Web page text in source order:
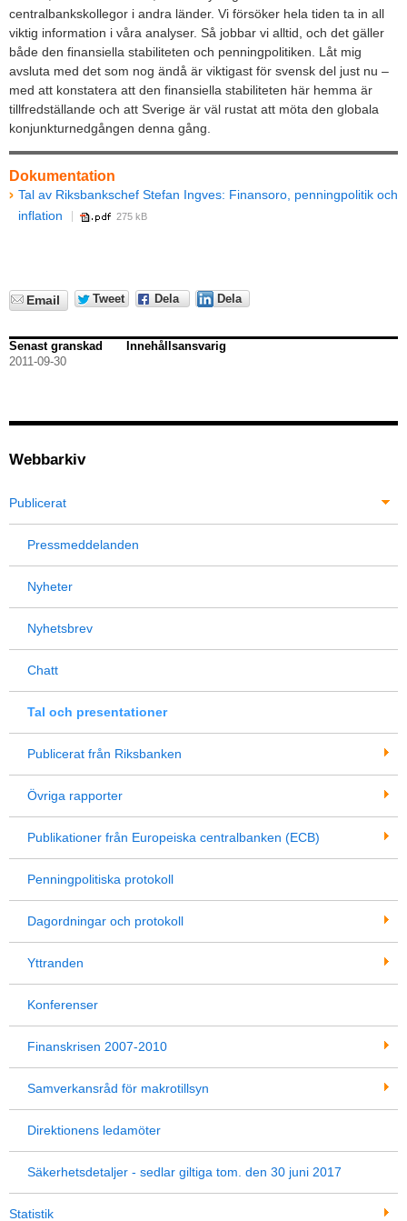
centralbankskollegor i andra länder. Vi försöker hela tiden ta in all
viktig information i våra analyser. Så jobbar vi alltid, och det gäller
både den finansiella stabiliteten och penningpolitiken. Låt mig
avsluta med det som nog ändå är viktigast för svensk del just nu –
med att konstatera att den finansiella stabiliteten här hemma är
tillfredställande och att Sverige är väl rustat att möta den globala
konjunkturnedgången denna gång.
Dokumentation
Tal av Riksbankschef Stefan Ingves: Finansoro, penningpolitik och
inflation
275 kB
Email Tweet Dela Dela
Senast granskad
2011-09-30
Innehållsansvarig
Webbarkiv
Publicerat
Pressmeddelanden
Nyheter
Nyhetsbrev
Chatt
Tal och presentationer
Publicerat från Riksbanken
Övriga rapporter
Publikationer från Europeiska centralbanken (ECB)
Penningpolitiska protokoll
Dagordningar och protokoll
Yttranden
Konferenser
Finanskrisen 2007-2010
Samverkansråd för makrotillsyn
Direktionens ledamöter
Säkerhetsdetaljer - sedlar giltiga tom. den 30 juni 2017
Statistik